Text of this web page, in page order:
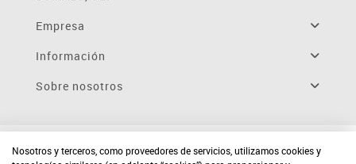
Empresa
Información
Sobre nosotros
Nosotros y terceros, como proveedores de servicios, utilizamos cookies y